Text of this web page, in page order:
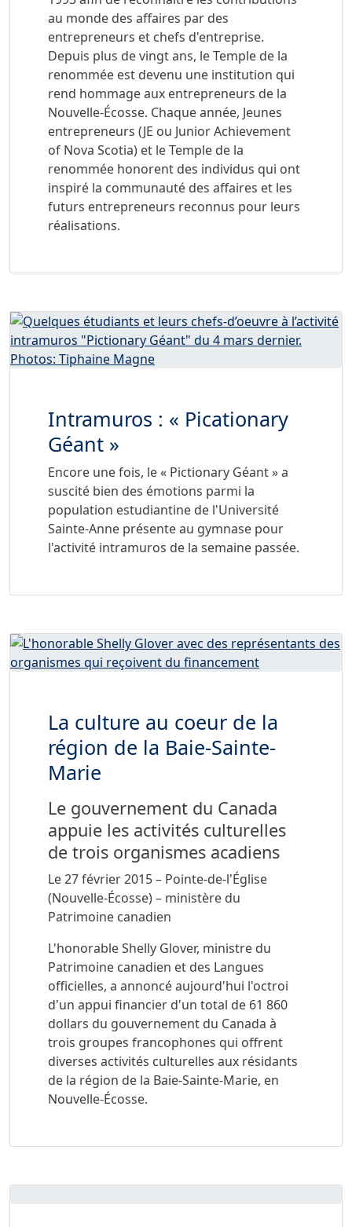
au monde des affaires par des
entrepreneurs et chefs d'entreprise.
Depuis plus de vingt ans, le Temple de la
renommée est devenu une institution qui
rend hommage aux entrepreneurs de la
Nouvelle-Écosse. Chaque année, Jeunes
entrepreneurs (JE ou Junior Achievement
of Nova Scotia) et le Temple de la
renommée honorent des individus qui ont
inspiré la communauté des affaires et les
futurs entrepreneurs reconnus pour leurs
réalisations.
Intramuros : « Picationary
Géant »
Encore une fois, le « Pictionary Géant » a
suscité bien des émotions parmi la
population estudiantine de l'Université
Sainte-Anne présente au gymnase pour
l'activité intramuros de la semaine passée.
La culture au coeur de la
région de la Baie-Sainte-
Marie
Le gouvernement du Canada
appuie les activités culturelles
de trois organismes acadiens
Le 27 février 2015 – Pointe-de-l'Église
(Nouvelle-Écosse) – ministère du
Patrimoine canadien
L'honorable Shelly Glover, ministre du
Patrimoine canadien et des Langues
officielles, a annoncé aujourd'hui l'octroi
d'un appui financier d'un total de 61 860
dollars du gouvernement du Canada à
trois groupes francophones qui offrent
diverses activités culturelles aux résidants
de la région de la Baie-Sainte-Marie, en
Nouvelle-Écosse.